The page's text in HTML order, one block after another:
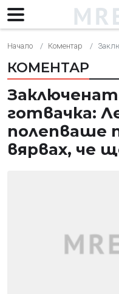
Начало Коментар
КОМЕНТАР
готвачка:
полепваше
вярвах, че